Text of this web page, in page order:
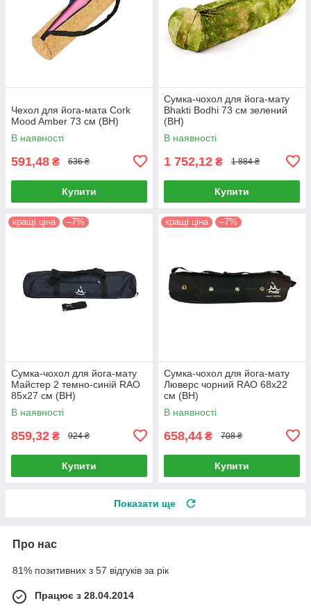
Чехол для йога-мата Сork
Mood Amber 73 см (BH)
В наявності
591,48 ₴ 636 ₴
Купити
Сумка-чохол для йога-мату
Bhakti Bodhi 73 см зелений
(BH)
В наявності
1 752,12 ₴ 1 884 ₴
Купити
кращі ціна –7%
Сумка-чохол для йога-мату
Майстер 2 темно-синій RAO
85х27 см (BH)
В наявності
859,32 ₴ 924 ₴
Купити
кращі ціна –7%
Сумка-чохол для йога-мату
Люверс чорний RAO 68х22
см (BH)
В наявності
658,44 ₴ 708 ₴
Купити
Показати ще
Про нас
81% позитивних з 57 відгуків за рік
Працює з 28.04.2014